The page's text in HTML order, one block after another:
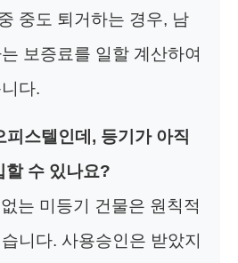
중도 퇴거하는 경우, 남
보증료를 일할 계산하여
다.
피스텔인데, 등기가 아직
할 수 있나요?
는 미등기 건물은 원칙적
니다. 사용승인은 받았지